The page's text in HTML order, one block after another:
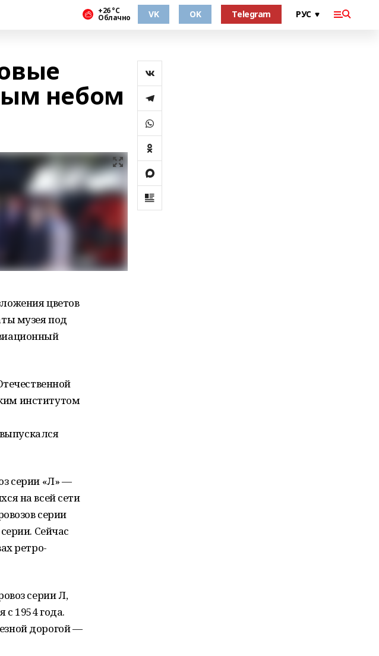
+26 °С
Облачно VK OK Telegram
небом
цветов
музея под
институтом
серии «Л» —
на всей сети
серии
Сейчас
ретро-
серии Л,
с 1954 года.
дорогой —